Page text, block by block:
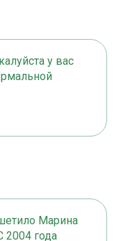
у вас
Марина
2004 года